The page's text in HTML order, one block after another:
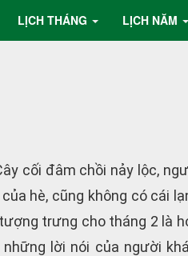
LỊCH THÁNG LỊCH NĂM
cối đâm chồi nảy lộc,
hè, cũng không có cái
trưng cho tháng 2 là
lời nói của người